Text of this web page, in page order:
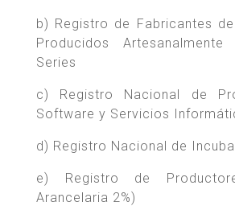
b) Registro de Fabricantes
Producidos
Series
c) Registro Nacional de
Software y Servicios
d) Registro Nacional de
e) Registro de
Arancelaria 2%)